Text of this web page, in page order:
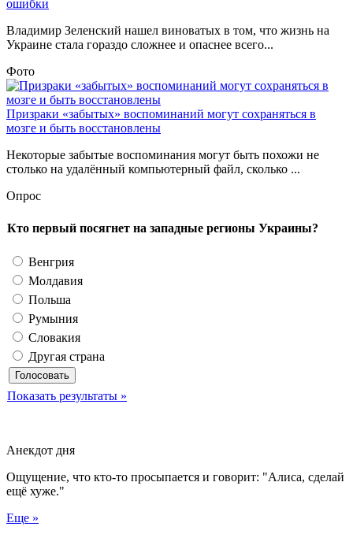
ошибки
Владимир Зеленский нашел виноватых в том, что жизнь на
Украине стала гораздо сложнее и опаснее всего...
Фото
Призраки «забытых» воспоминаний могут сохраняться в
мозге и быть восстановлены
Некоторые забытые воспоминания могут быть похожи не
столько на удалённый компьютерный файл, сколько ...
Опрос
Кто первый посягнет на западные регионы Украины?
Венгрия
Молдавия
Польша
Румыния
Словакия
Другая страна
Показать результаты »
Анекдот дня
Ощущение, что кто-то просыпается и говорит: "Алиса, сделай
ещё хуже."
Еще »